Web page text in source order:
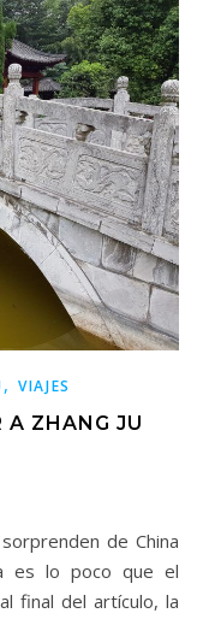
, VIAJES
A ZHANG JU
es lo poco que el
final del artículo, la